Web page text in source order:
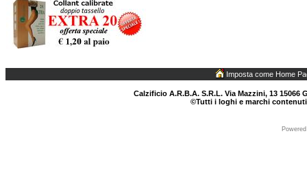
Imposta come Home
Calzificio A.R.B.A. S.R.L. Via Mazzini, 13 15066
©Tutti i loghi e marchi